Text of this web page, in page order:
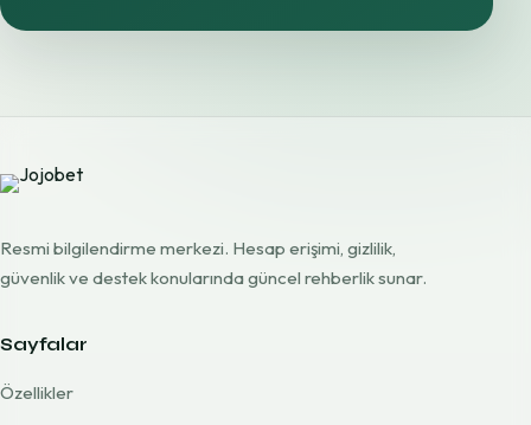
Resmi bilgilendirme merkezi. Hesap erişimi, gizlilik,
güvenlik ve destek konularında güncel rehberlik sunar.
Sayfalar
Özellikler